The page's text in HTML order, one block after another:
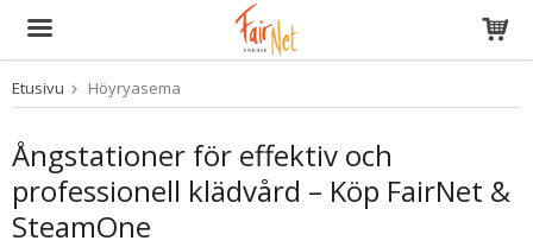
Tuote on lisätty ostoskoriin
Etusivu Höyryasema
Ångstationer för effektiv och
professionell klädvård – Köp FairNet &
SteamOne